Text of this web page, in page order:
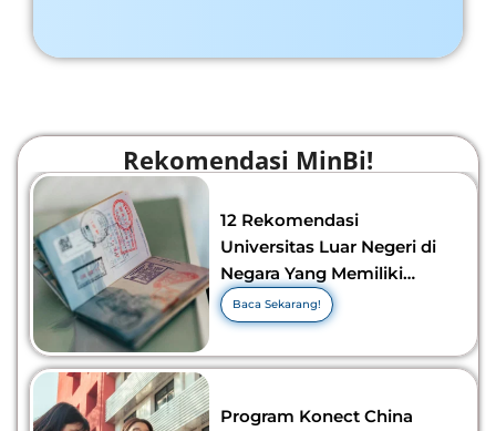
Rekomendasi MinBi!
12 Rekomendasi
Universitas Luar Negeri di
Negara Yang Memiliki
Visa Murah di 2026-2027!
Baca Sekarang!
Program Konect China